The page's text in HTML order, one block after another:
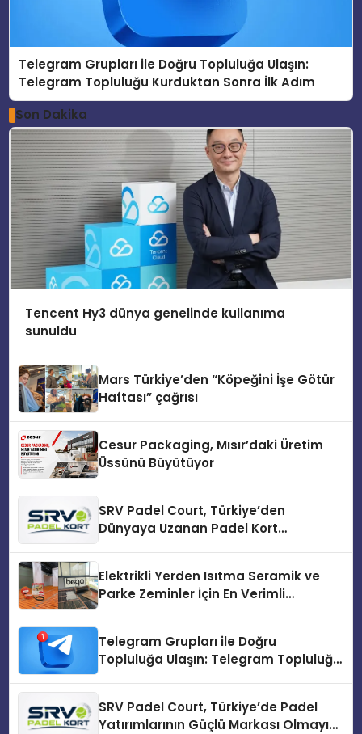
Telegram Grupları ile Doğru Topluluğa Ulaşın:
Telegram Topluluğu Kurduktan Sonra İlk Adım
Son Dakika
Tencent Hy3 dünya genelinde kullanıma
sunuldu
Mars Türkiye’den “Köpeğini İşe Götür
Haftası” çağrısı
Cesur Packaging, Mısır’daki Üretim
Üssünü Büyütüyor
SRV Padel Court, Türkiye’den
Dünyaya Uzanan Padel Kort
Elektrikli Yerden Isıtma Seramik ve
Parke Zeminler İçin En Verimli
Telegram Grupları ile Doğru
Topluluğa Ulaşın: Telegram Topluluğu
SRV Padel Court, Türkiye’de Padel
Yatırımlarının Güçlü Markası Olmayı